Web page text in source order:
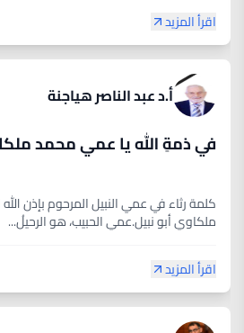
اقرأ المزيد
أ.د عبد الناصر هياجنة
في ذمةِ الله يا عمي محمد
كلمة رثاء في عمي النبيل المرحوم بإذن
ملكاوي أبو نبيل.عمي الحبيب، هو الرحيلُ...
اقرأ المزيد